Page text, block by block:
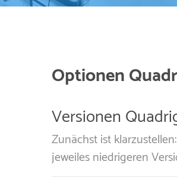
Optionen
Versionen
Zunächst ist
jeweiles niedrigeren